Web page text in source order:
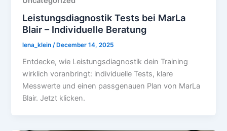
Leistungsdiagnostik Tests bei MarLa
Blair – Individuelle Beratung
lena_klein/ December 14, 2025
Entdecke, wie Leistungsdiagnostik dein Training
wirklich voranbringt: individuelle Tests, klare
Messwerte und einen passgenauen Plan von MarLa
Blair. Jetzt klicken.